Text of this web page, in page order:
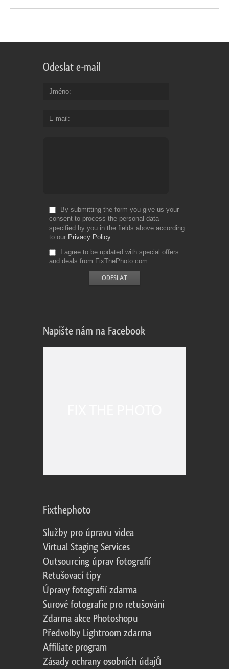
Odeslat e-mail
Jméno
E-mail
By submitting the form you give us your
consent to process the personal data
specified by you in the fields above according
to our Privacy Policy
I agree to be updated with special offers
and deals from FixThePhoto.com
Napište nám na Facebook
Fixthephoto
Služby pro úpravu videa
Virtual Staging Services
Outsourcing úprav fotografií
Retušovací tipy
Úpravy fotografií zdarma
Surové fotografie pro retušování
Zdarma akce Photoshopu
Předvolby Lightroom zdarma
Affiliate program
Zásady ochrany osobních údajů